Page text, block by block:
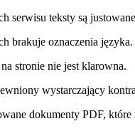
serwisu teksty są
brakuje oznaczenia języka.
stronie nie jest klarowna.
wystarczający
dokumenty PDF, które